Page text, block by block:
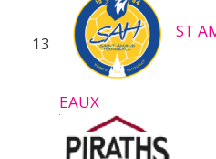
13
ST
EAUX